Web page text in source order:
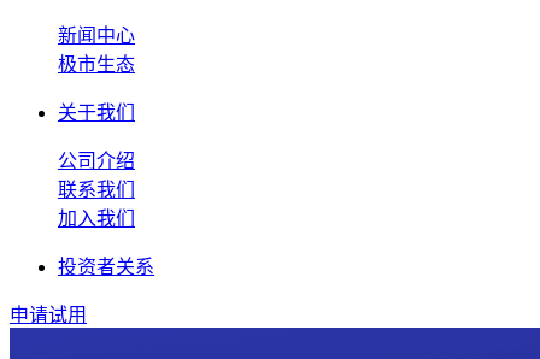
新闻中心
极市生态
关于我们
公司介绍
联系我们
加入我们
投资者关系
申请试用